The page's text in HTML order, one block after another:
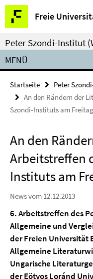
Springe
direkt
zu
Inhalt
Freie
Service-
Navigation
Peter Szondi-Institut
MENÜ
Startseite Peter
An den Rändern der
Szondi-Instituts am
An den
Arbeitstreffen
Instituts am
News vom 12.12.2013
6. Arbeitstreffen des
Allgemeine und
der Freien Universität
Allgemeine
Ungarische
der Eötvos Loránd